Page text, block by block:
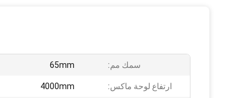
سمك مم: 65mm
ارتفاع لوحة ماكس: 4000mm